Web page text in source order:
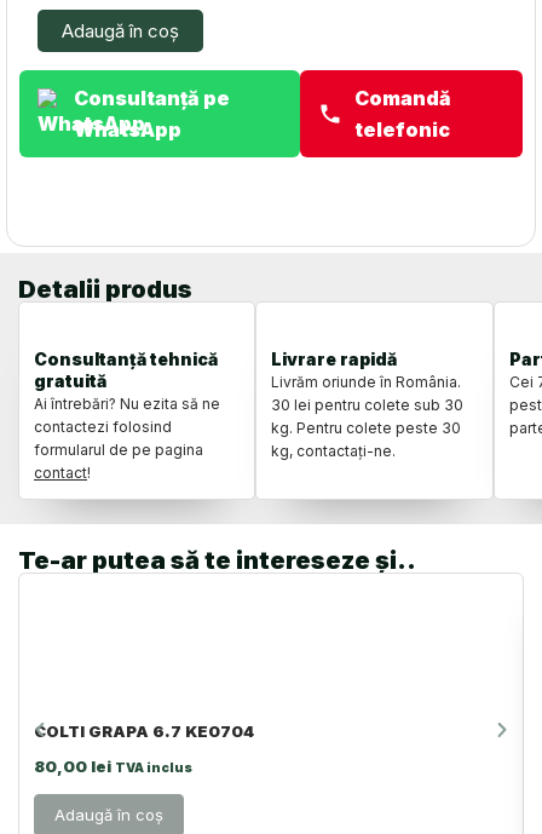
16687Adaugă în coș
Consultanță pe
WhatsApp
Comandă
telefonic
Detalii produs
Consultanță tehnică
gratuită
Ai întrebări? Nu ezita să ne
contactezi folosind
formularul de pe pagina
contact!
Livrare rapidă
Livrăm oriunde în România.
30 lei pentru colete sub 30
kg. Pentru colete peste 30
kg, contactați-ne.
Cei
Te-ar putea să te intereseze și..
COLTI GRAPA 6.7 KE0704
80,00 lei TVA inclus
Adaugă în coș